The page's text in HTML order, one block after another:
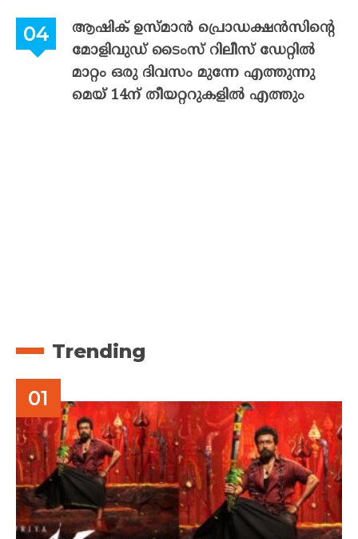
ആഷിക് ഉസ്മാൻ പ്രൊഡക്ഷൻസിന്റെ
മോളിവുഡ് ടൈംസ് റിലീസ് ഡേറ്റിൽ
മാറ്റം ഒരു ദിവസം മുന്നേ എത്തുന്നു
മെയ് 14ന് തീയറ്ററുകളിൽ എത്തും
Trending